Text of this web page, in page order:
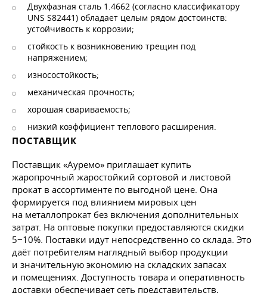
Двухфазная сталь 1.4662 (согласно классификатору
UNS S82441) обладает целым рядом достоинств:
устойчивость к коррозии;
стойкость к возникновению трещин под
напряжением;
износостойкость;
механическая прочность;
хорошая свариваемость;
низкий коэффициент теплового расширения.
ПОСТАВЩИК
Поставщик «Ауремо» приглашает купить
жаропрочный жаростойкий сортовой и листовой
прокат в ассортименте по выгодной цене. Она
формируется под влиянием мировых цен
на металлопрокат без включения дополнительных
затрат. На оптовые покупки предоставляются скидки
5−10%. Поставки идут непосредственно со склада. Это
даёт потребителям наглядный выбор продукции
и значительную экономию на складских запасах
и помещениях. Доступность товара и оперативность
доставки обеспечивает сеть представительств,